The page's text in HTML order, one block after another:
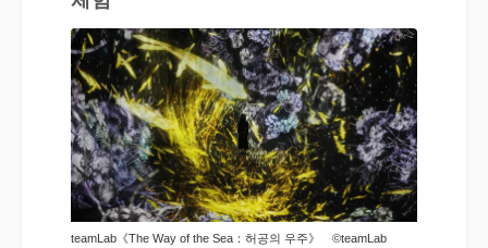
teamLab《The Way of the Sea：허공의 우주》 ©teamLab